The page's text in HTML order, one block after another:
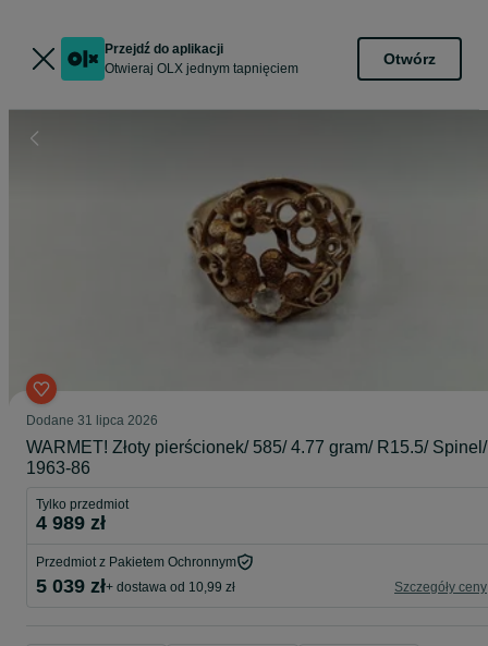
Przejdź do aplikacji
Otwieraj OLX jednym tapnięciem
Otwórz
Dodane 31 lipca 2026
WARMET! Złoty pierścionek/ 585/ 4.77 gram/ R15.5/ Spinel/
1963-86
Tylko przedmiot
4 989 zł
Przedmiot z Pakietem Ochronnym
5 039 zł+ dostawa od 10,99 zł Szczegóły ceny